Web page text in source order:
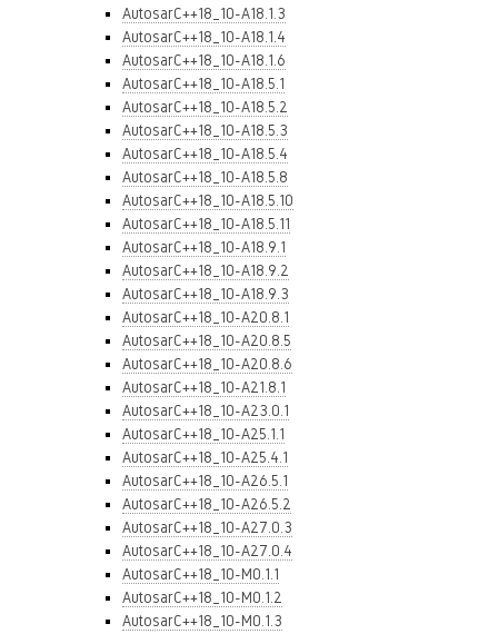
AutosarC++18_10-A18.1.3
AutosarC++18_10-A18.1.4
AutosarC++18_10-A18.1.6
AutosarC++18_10-A18.5.1
AutosarC++18_10-A18.5.2
AutosarC++18_10-A18.5.3
AutosarC++18_10-A18.5.4
AutosarC++18_10-A18.5.8
AutosarC++18_10-A18.5.10
AutosarC++18_10-A18.5.11
AutosarC++18_10-A18.9.1
AutosarC++18_10-A18.9.2
AutosarC++18_10-A18.9.3
AutosarC++18_10-A20.8.1
AutosarC++18_10-A20.8.5
AutosarC++18_10-A20.8.6
AutosarC++18_10-A21.8.1
AutosarC++18_10-A23.0.1
AutosarC++18_10-A25.1.1
AutosarC++18_10-A25.4.1
AutosarC++18_10-A26.5.1
AutosarC++18_10-A26.5.2
AutosarC++18_10-A27.0.3
AutosarC++18_10-A27.0.4
AutosarC++18_10-M0.1.1
AutosarC++18_10-M0.1.2
AutosarC++18_10-M0.1.3